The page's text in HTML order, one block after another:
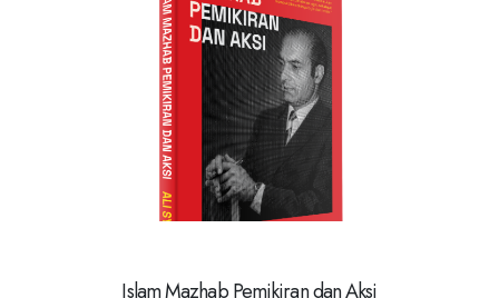
Islam Mazhab Pemikiran dan Aksi